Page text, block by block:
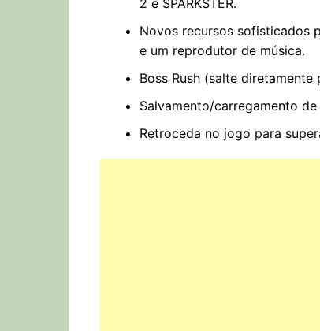
2 e SPARKSTER.
Novos recursos sofisticados
e um reprodutor de música.
Boss Rush (salte
Salvamento/carregamento
Retroceda no jogo para